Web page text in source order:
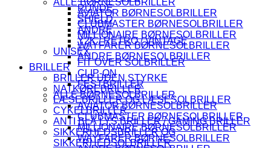
AVIATOR BØRNESOLBRILLER
CLUBMASTER BØRNESOLBRILLER
MILLIONAIRE BØRNESOLBRILLER
WAYFARER BØRNESOLBRILLER
ANDRE BØRNESOLBRILLER
BRILLER
BRILLER UDEN STYRKE
NATKØREBRILLER
LÆSEBRILLER OG LÆSESOLBRILLER
CYKELBRILLER
ANTI BLÅ LYS BRILLER / GAMING BRILLER
SIKKERHEDSBRILLER OG
SIKKERHEDSOLBRILLER
RUNDE
SHIELD
ANDRE
Y2K / RETRO / VINTAGE
UNISEX
FIT OVER SOLBRILLER
CLIP-ON
FESTBRILLER
ALLE BØRNESOLBRILLER
AVIATOR BØRNESOLBRILLER
CLUBMASTER BØRNESOLBRILLER
MILLIONAIRE BØRNESOLBRILLER
WAYFARER BØRNESOLBRILLER